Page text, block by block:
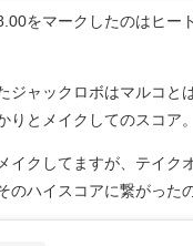
をマークしたのはヒー
ジャックロボはマルコと
りとメイクしてのスコア。
イクしてますが、テイク
のハイスコアに繋がった